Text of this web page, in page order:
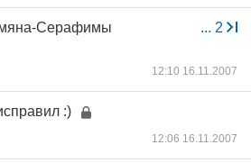
... 2
Серафимы
12:10 16.11.2007
:)
12:06 16.11.2007